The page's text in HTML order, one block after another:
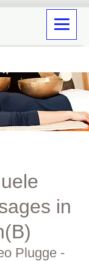
in
Plugge -